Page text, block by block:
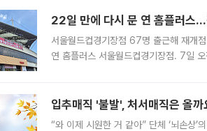
22일 만에 다시 문 연 홈플러스…
서울월드컵경기장점 67명 출근해 재개
연 홈플러스 서울월드컵경기장점. 7일
입추매직 '불발', 처서매직은 올
“와 이제 시원한 거 같아” 단체 ‘뇌손상